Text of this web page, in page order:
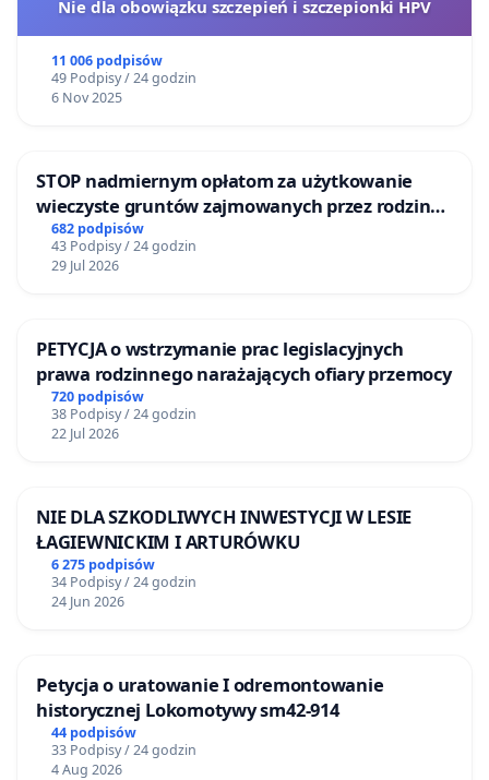
Nie dla obowiązku szczepień i szczepionki HPV
11 006 podpisów
49 Podpisy / 24 godzin
6 Nov 2025
STOP nadmiernym opłatom za użytkowanie
wieczyste gruntów zajmowanych przez rodzinne
ogrody działkowe.
682 podpisów
43 Podpisy / 24 godzin
29 Jul 2026
PETYCJA o wstrzymanie prac legislacyjnych
prawa rodzinnego narażających ofiary przemocy
720 podpisów
38 Podpisy / 24 godzin
22 Jul 2026
NIE DLA SZKODLIWYCH INWESTYCJI W LESIE
ŁAGIEWNICKIM I ARTURÓWKU
6 275 podpisów
34 Podpisy / 24 godzin
24 Jun 2026
Petycja o uratowanie I odremontowanie
historycznej Lokomotywy sm42-914
44 podpisów
33 Podpisy / 24 godzin
4 Aug 2026